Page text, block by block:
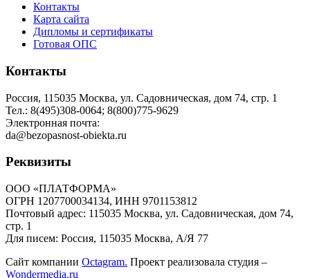
Контакты
Карта сайта
Дипломы и сертификаты
Готовая ОПС
Контакты
Россия, 115035 Москва, ул. Садовническая, дом 74, стр. 1
Тел.: 8(495)308-0064; 8(800)775-9629
Электронная почта:
da@bezopasnost-obiekta.ru
Реквизиты
ООО «ПЛАТФОРМА»
ОГРН 1207700034134, ИНН 9701153812
Почтовый адрес: 115035 Москва, ул. Садовническая, дом 74,
стр. 1
Для писем: Россия, 115035 Москва, А/Я 77
Сайт компании Octagram. Проект реализовала студия –
Wondermedia.ru